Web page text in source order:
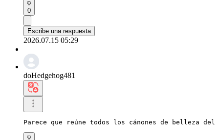
0
Escribe una respuesta
2026.07.15 05:29
doHedgehog481
Parece que reúne todos los cánones de belleza del